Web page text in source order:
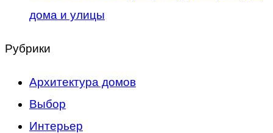
дома и улицы
Рубрики
Архитектура домов
Выбор
Интерьер